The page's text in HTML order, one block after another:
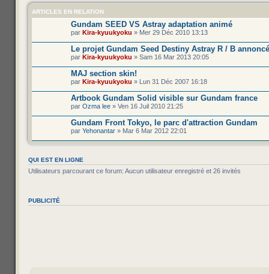
ARTICLES EN RELATION
Gundam SEED VS Astray adaptation animé
par Kira-kyuukyoku » Mer 29 Déc 2010 13:13
Le projet Gundam Seed Destiny Astray R / B annoncé
par Kira-kyuukyoku » Sam 16 Mar 2013 20:05
MAJ section skin!
par Kira-kyuukyoku » Lun 31 Déc 2007 16:18
Artbook Gundam Solid visible sur Gundam france
par Ozma lee » Ven 16 Juil 2010 21:25
Gundam Front Tokyo, le parc d'attraction Gundam
par Yehonantar » Mar 6 Mar 2012 22:01
QUI EST EN LIGNE
Utilisateurs parcourant ce forum: Aucun utilisateur enregistré et 26 invités
PUBLICITÉ